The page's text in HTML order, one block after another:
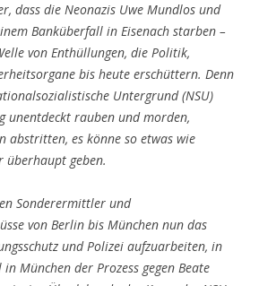
dass die Neonazis Uwe Mundlos und
Banküberfall in Eisenach starben –
von Enthüllungen, die Politik,
bis heute erschüttern. Denn
Untergrund (NSU)
unentdeckt rauben und morden,
abstritten, es könne so etwas wie
überhaupt geben.
Sonderermittler und
von Berlin bis München nun das
und Polizei aufzuarbeiten, in
München der Prozess gegen Beate